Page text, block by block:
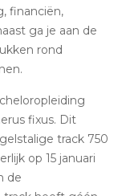
financiën,
ga je aan de
rond
fixus. Dit
track 750
op 15 januari
de